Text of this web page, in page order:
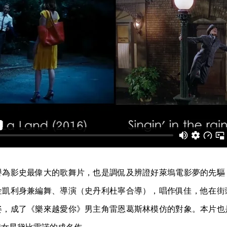
影史最偉大的歌舞片，也是調侃及辨證好萊塢電影夢的先
利身兼編舞、導演（史丹利杜寧合導），唱作俱佳，他在
成了《樂來越愛你》男主角雷恩葛斯林模仿的對象。本片